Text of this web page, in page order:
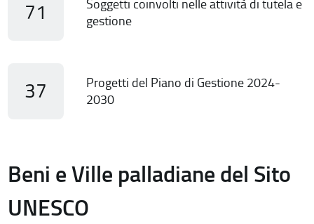
71
Soggetti coinvolti nelle attività di tutela e
gestione
37
Progetti del Piano di Gestione 2024-
2030
Beni e Ville palladiane del Sito
UNESCO